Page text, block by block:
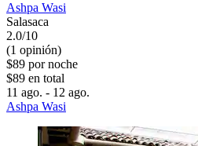
Ashpa Wasi
Salasaca
2.0/10
(1 opinión)
$89 por noche
$89 en total
11 ago. - 12 ago.
Ashpa Wasi